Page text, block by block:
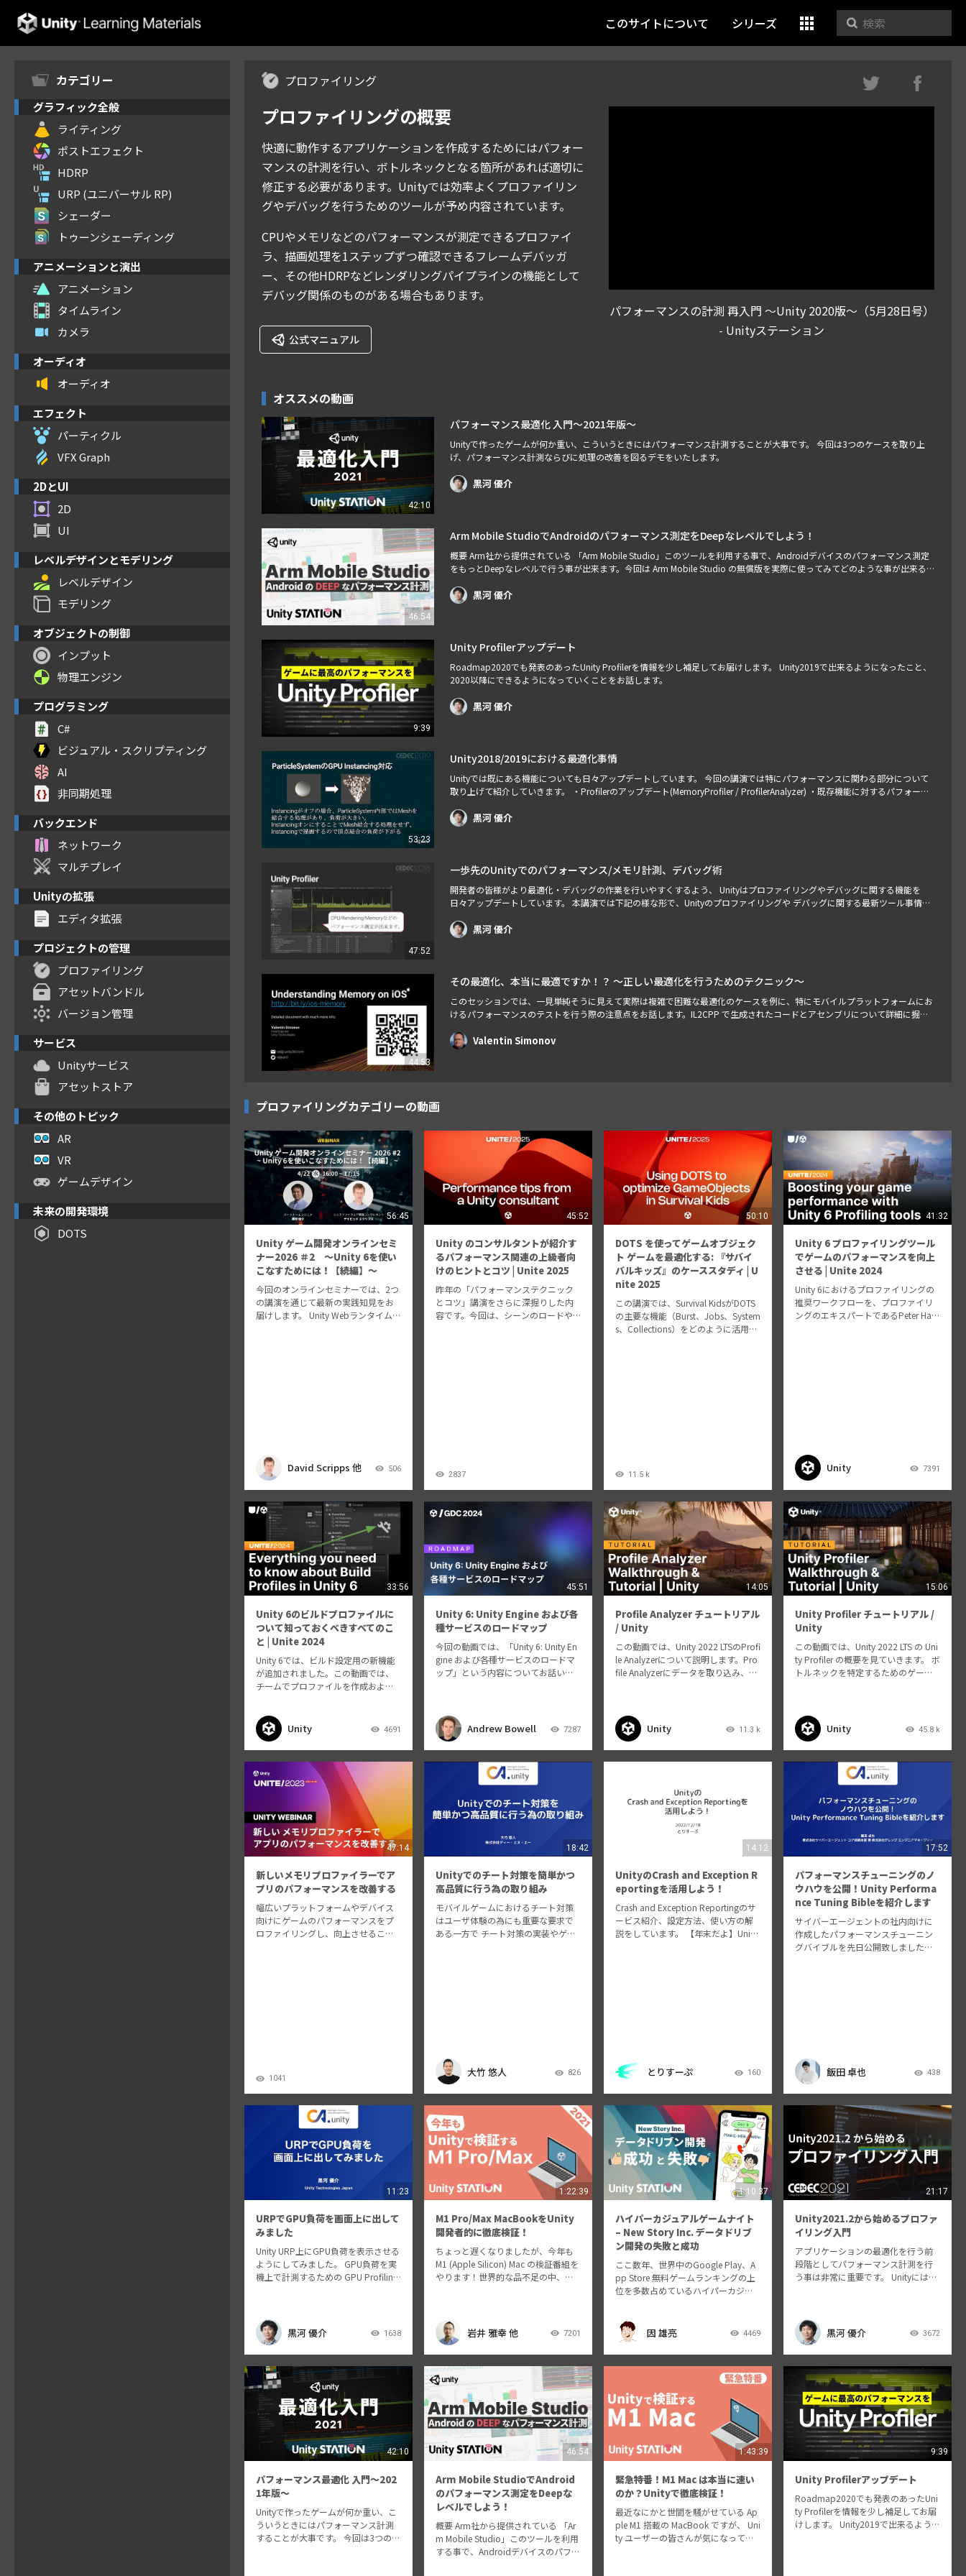
Unity Learning Materials
このサイトについて シリーズ
カテゴリー
グラフィック全般
ライティング
ポストエフェクト
HDRP
URP (ユニバーサル RP)
シェーダー
トゥーンシェーディング
アニメーションと演出
アニメーション
タイムライン
カメラ
オーディオ
オーディオ
エフェクト
パーティクル
VFX Graph
2DとUI
2D
UI
レベルデザインとモデリング
レベルデザイン
モデリング
オブジェクトの制御
インプット
物理エンジン
プログラミング
C#
ビジュアル・スクリプティング
AI
非同期処理
バックエンド
ネットワーク
マルチプレイ
Unityの拡張
エディタ拡張
プロジェクトの管理
プロファイリング
アセットバンドル
バージョン管理
サービス
Unityサービス
アセットストア
その他のトピック
AR
VR
ゲームデザイン
未来の開発環境
DOTS
プロファイリング
パフォーマンスの計測 再入門 〜Unity 2020版〜（5月28日号）
- Unityステーション
プロファイリングの概要
快適に動作するアプリケーションを作成するためにはパフォー
マンスの計測を行い、ボトルネックとなる箇所があれば適切に
修正する必要があります。Unityでは効率よくプロファイリン
グやデバッグを行うためのツールが予め内容されています。
CPUやメモリなどのパフォーマンスが測定できるプロファイ
ラ、描画処理を1ステップずつ確認できるフレームデバッガ
ー、その他HDRPなどレンダリングパイプラインの機能として
デバッグ関係のものがある場合もあります。
公式マニュアル
オススメの動画
42:10
パフォーマンス最適化 入門～2021年版～
Unityで作ったゲームが何か重い、こういうときにはパフォーマンス計測することが大事です。 今回は3つのケースを取り上
げ、パフォーマンス計測ならびに処理の改善を図るデモをいたします。
黒河 優介
46:54
Arm Mobile StudioでAndroidのパフォーマンス測定をDeepなレベルでしよう！
概要 Arm社から提供されている 「Arm Mobile Studio」このツールを利用する事で、Androidデバイスのパフォーマンス測定
をもっとDeepなレベルで行う事が出来ます。今回は Arm Mobile Studio の無償版を実際に使ってみてどのような事が出来る
だいた上、…
黒河 優介
9:39
Unity Profilerアップデート
Roadmap2020でも発表のあったUnity Profilerを情報を少し補足してお届けします。 Unity2019で出来るようになったこと、
2020以降にできるようになっていくことをお話します。
黒河 優介
53:23
Unity2018/2019における最適化事情
Unityでは既にある機能についても日々アップデートしています。 今回の講演では特にパフォーマンスに関わる部分について
取り上げて紹介していきます。 ・Profilerのアップデート(MemoryProfiler / ProfilerAnalyzer) ・既存機能に対するパフォーマ
黒河 優介
47:52
一歩先のUnityでのパフォーマンス/メモリ計測、デバッグ術
開発者の皆様がより最適化・デバッグの作業を行いやすくするよう、 Unityはプロファイリングやデバッグに関する機能を
日々アップデートしています。 本講演では下記の様な形で、Unityのプロファイリングや デバッグに関する最新ツール事情や
リ・パフォーマンス計測手法につい…
黒河 優介
44:53
その最適化、本当に最適ですか！？ ～正しい最適化を行うためのテクニック～
このセッションでは、一見単純そうに見えて実際は複雑で困難な最適化のケースを例に、特にモバイルプラットフォームにお
けるパフォーマンスのテストを行う際の注意点をお話します。IL2CPP で生成されたコードとアセンブリについて詳細に掘り
あり得るのですが……）。
Valentin Simonov
プロファイリングカテゴリーの動画
56:45
Unity ゲーム開発オンラインセミ
ナー2026 ＃2 〜Unity 6を使い
こなすためには！【続編】～
今回のオンラインセミナーでは、2つ
の講演を通じて最新の実践知見をお
届けします。 Unity Webランタイムの
David Scripps 他 506
45:52
Unity のコンサルタントが紹介す
るパフォーマンス関連の上級者向
けのヒントとコツ | Unite 2025
昨年の「パフォーマンステクニック
とコツ」講演をさらに深掘りした内
容です。今回は、シーンのロードや
2837
50:10
DOTS を使ってゲームオブジェク
ト ゲームを最適化する: 『サバイ
バルキッズ』のケーススタディ | U
nite 2025
この講演では、Survival KidsがDOTS
の主要な機能（Burst、Jobs、System
s、Collections）をどのように活用
11.5 k
41:32
Unity 6 プロファイリングツール
でゲームのパフォーマンスを向上
させる | Unite 2024
Unity 6におけるプロファイリングの
推奨ワークフローを、プロファイリ
ングのエキスパートであるPeter Hall
Unity 7391
33:56
Unity 6のビルドプロファイルに
ついて知っておくべきすべてのこ
と | Unite 2024
Unity 6では、ビルド設定用の新機能
が追加されました。この動画では、
チームでプロファイルを作成および
しいビルドの可能性を解き放つため
の、主要なBuild Profileのワ…
Unity 4691
45:51
Unity 6: Unity Engine および各
種サービスのロードマップ
今回の動画では、「Unity 6: Unity En
gine および各種サービスのロードマ
ップ」という内容についてお話いた
Andrew Bowell 7287
14:05
Profile Analyzer チュートリアル
/ Unity
この動画では、Unity 2022 LTSのProfi
le Analyzerについて説明します。Pro
file Analyzerにデータを取り込み、保
Unity 11.3 k
15:06
Unity Profiler チュートリアル /
Unity
この動画では、Unity 2022 LTS の Uni
ty Profiler の概要を見ていきます。 ボ
トルネックを特定するためのゲーム
Unity 45.8 k
47:14
新しいメモリプロファイラーでア
プリのパフォーマンスを改善する
幅広いプラットフォームやデバイス
向けにゲームのパフォーマンスをプ
ロファイリングし、向上させること
1041
18:42
Unityでのチート対策を簡単かつ
高品質に行う為の取り組み
モバイルゲームにおけるチート対策
はユーザ体験の為にも重要な要求で
ある一方で チート対策の実装やゲー
大竹 悠人 826
14:12
UnityのCrash and Exception R
eportingを活用しよう！
Crash and Exception Reportingのサ
ービス紹介、設定方法、使い方の解
説をしています。 【年末だよ】Unity
とりすーぷ 160
17:52
パフォーマンスチューニングのノ
ウハウを公開！Unity Performa
nce Tuning Bibleを紹介します
サイバーエージェントの社内向けに
作成したパフォーマンスチューニン
グバイブルを先日公開致しました。
飯田 卓也 438
11:23
URPでGPU負荷を画面上に出して
みました
Unity URP上にGPU負荷を表示させる
ようにしてみました。 GPU負荷を実
機上で計測するための GPU Profiling
黒河 優介 1638
1:22:39
M1 Pro/Max MacBookをUnity
開発者的に徹底検証！
ちょっと遅くなりましたが、今年も
M1 (Apple Silicon) Mac の検証番組を
やります！世界的な品不足の中、幸
岩井 雅幸 他 7201
1:10:37
ハイパーカジュアルゲームナイト
– New Story Inc. データドリブ
ン開発の失敗と成功
ここ数年、世界中のGoogle Play、A
pp Store 無料ゲームランキングの上
位を多数占めているハイパーカジュ
数多くのヒットタイトルを生み出し
続けるNew S…
因 雄亮 4469
21:17
Unity2021.2から始めるプロファ
イリング入門
アプリケーションの最適化を行う前
段階としてパフォーマンス計測を行
う事は非常に重要です。 Unityにはパ
使い方を紹介します…
黒河 優介 3672
42:10
パフォーマンス最適化 入門～202
1年版～
Unityで作ったゲームが何か重い、こ
ういうときにはパフォーマンス計測
することが大事です。 今回は3つのケ
46:54
Arm Mobile StudioでAndroid
のパフォーマンス測定をDeepな
レベルでしよう！
概要 Arm社から提供されている 「Ar
m Mobile Studio」このツールを利用
する事で、Androidデバイスのパフォ
1:43:39
緊急特番！M1 Mac は本当に速い
のか？Unityで徹底検証！
最近なにかと世間を騒がせている Ap
ple M1 搭載の MacBook ですが、 Uni
ty ユーザーの皆さんが気になってい
9:39
Unity Profilerアップデート
Roadmap2020でも発表のあったUni
ty Profilerを情報を少し補足してお届
けします。 Unity2019で出来るように